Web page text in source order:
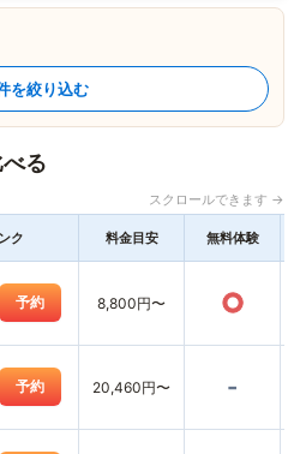
を絞り込む
る
スクロールできます →
ク 料金目安 無料体験
予約 8,800円〜 ○
予約 20,460円〜 -